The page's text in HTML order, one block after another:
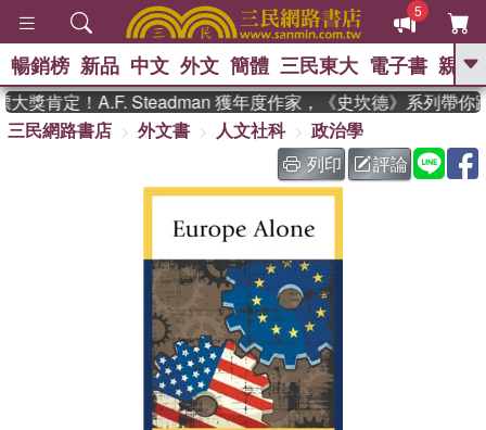
5
GO
熱搜： 東野圭吾 、 高希均教授回憶錄
The Odyssey 、 父親節 、 如果歷
史是一群喵 、 暑期推薦 、 國際布克
獎 臺灣漫遊錄 、 方念華
登輝時代 、 數學女孩：黎曼猜想
偉大的迷走神經
暢銷榜 新品 中文 外文 簡體 三民東大 電子書 親子
獎肯定！A.F. Steadman 獲年度作家，《史坎德》系列帶你
三民網路書店
外文書 人文社科
政治學
列印
評論